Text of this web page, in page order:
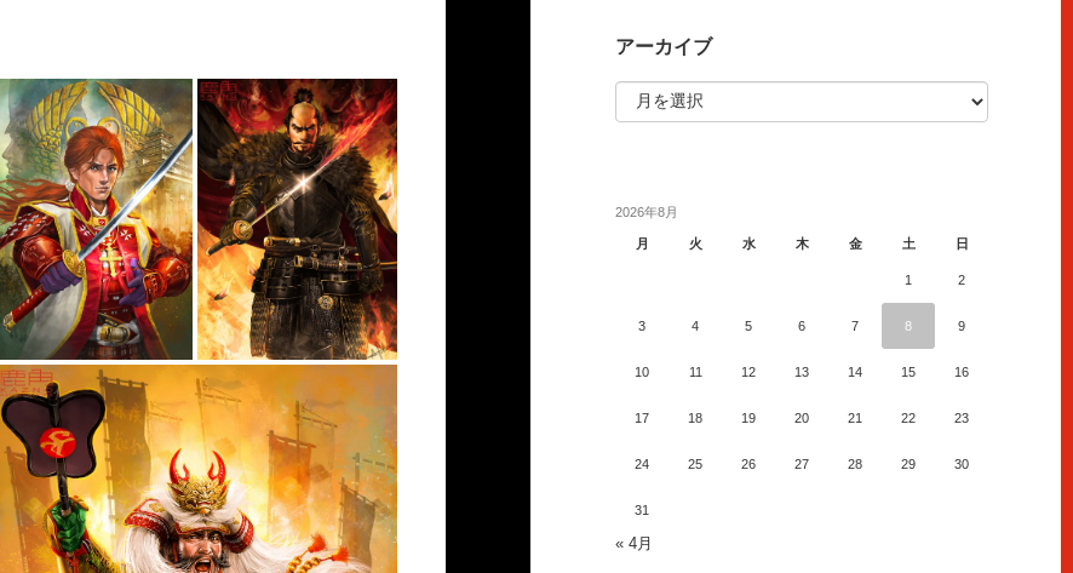
アーカイブ
ア
2026年8月
月 火 水 木 金 土 日
1 2
3 4 5 6 7 8 9
10 11 12 13 14 15 16
17 18 19 20 21 22 23
24 25 26 27 28 29 30
31
« 4月